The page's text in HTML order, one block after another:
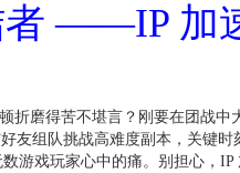
者 ——IP 加
折磨得苦不堪言？刚要在团战中
友组队挑战高难度副本，关键
游戏玩家心中的痛。别担心，IP